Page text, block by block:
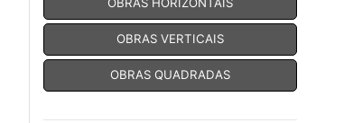
OBRAS VERTICAIS
OBRAS QUADRADAS